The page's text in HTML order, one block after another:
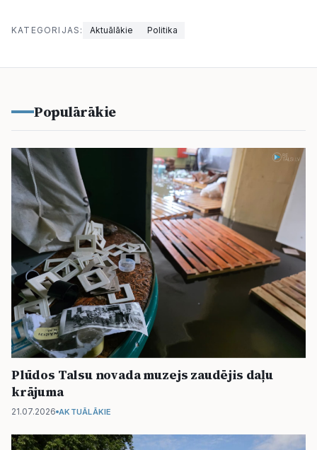
KATEGORIJAS: Aktuālākie Politika
Populārākie
Plūdos Talsu novada muzejs zaudējis daļu
krājuma
21.07.2026 AKTUĀLĀKIE